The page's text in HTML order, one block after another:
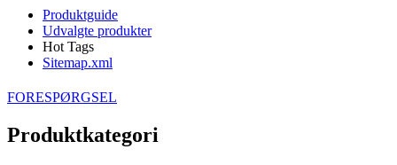
Produktguide
Udvalgte produkter
Hot Tags
Sitemap.xml
FORESPØRGSEL
Produktkategori